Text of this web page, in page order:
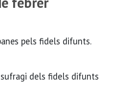
pels fidels difunts.
dels fidels difunts